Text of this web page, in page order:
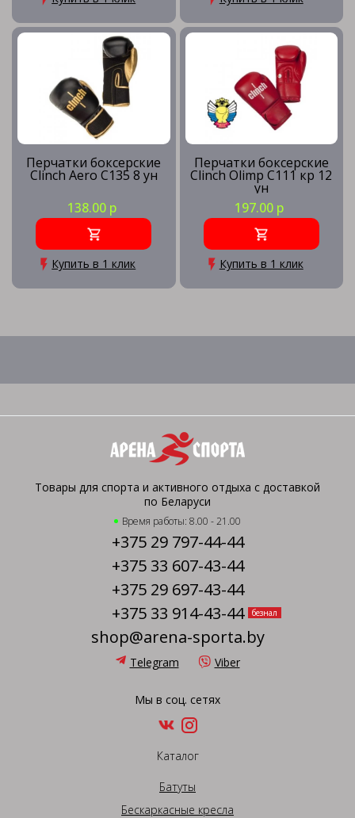
Перчатки боксерские
Clinch Aero C135 8 ун
138.00 р
Купить в 1 клик
Перчатки боксерские
Clinch Olimp C111 кр 12
ун
197.00 р
Купить в 1 клик
Товары для спорта и активного отдыха с доставкой
по Беларуси
Время работы: 8.00 - 21.00
+375 29 797-44-44
+375 33 607-43-44
+375 29 697-43-44
+375 33 914-43-44
безнал
shop@arena-sporta.by
Telegram Viber
Мы в соц. сетях
Каталог
Батуты
Бескаркасные кресла